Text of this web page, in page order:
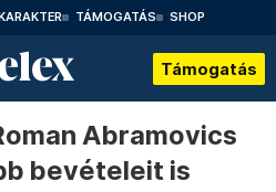
TÁMOGATÁS SHOP
Támogatás
Abramovics
bevételeit is